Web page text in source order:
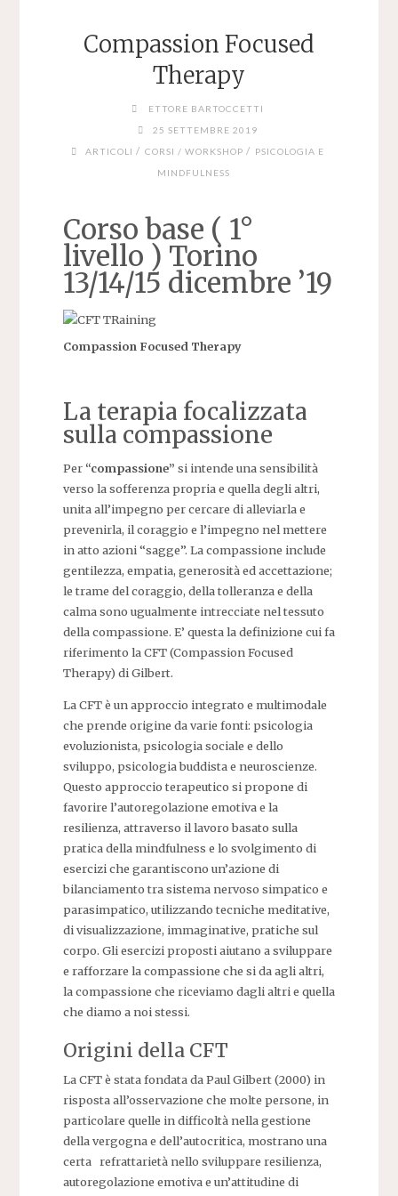
Compassion Focused
Therapy
ETTORE BARTOCCETTI
25 SETTEMBRE 2019
ARTICOLI / CORSI / WORKSHOP / PSICOLOGIA E
MINDFULNESS
Corso base ( 1°
livello ) Torino
13/14/15 dicembre ’19
Compassion Focused Therapy
La terapia focalizzata
sulla compassione
Per “compassione” si intende una sensibilità
verso la sofferenza propria e quella degli altri,
unita all’impegno per cercare di alleviarla e
prevenirla, il coraggio e l’impegno nel mettere
in atto azioni “sagge”. La compassione include
gentilezza, empatia, generosità ed accettazione;
le trame del coraggio, della tolleranza e della
calma sono ugualmente intrecciate nel tessuto
della compassione. E’ questa la definizione cui fa
riferimento la CFT (Compassion Focused
Therapy) di Gilbert.
La CFT è un approccio integrato e multimodale
che prende origine da varie fonti: psicologia
evoluzionista, psicologia sociale e dello
sviluppo, psicologia buddista e neuroscienze.
Questo approccio terapeutico si propone di
favorire l’autoregolazione emotiva e la
resilienza, attraverso il lavoro basato sulla
pratica della mindfulness e lo svolgimento di
esercizi che garantiscono un’azione di
bilanciamento tra sistema nervoso simpatico e
parasimpatico, utilizzando tecniche meditative,
di visualizzazione, immaginative, pratiche sul
corpo. Gli esercizi proposti aiutano a sviluppare
e rafforzare la compassione che si da agli altri,
la compassione che riceviamo dagli altri e quella
che diamo a noi stessi.
Origini della CFT
La CFT è stata fondata da Paul Gilbert (2000) in
risposta all’osservazione che molte persone, in
particolare quelle in difficoltà nella gestione
della vergogna e dell’autocritica, mostrano una
certa refrattarietà nello sviluppare resilienza,
autoregolazione emotiva e un’attitudine di